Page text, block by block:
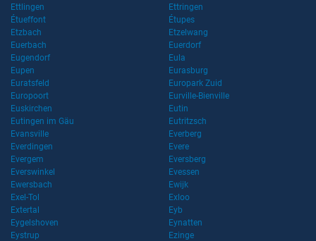
Ettlingen
Ettringen
Étueffont
Étupes
Etzbach
Etzelwang
Euerbach
Euerdorf
Eugendorf
Eula
Eupen
Eurasburg
Euratsfeld
Europark Zuid
Europoort
Eurville-Bienville
Euskirchen
Eutin
Eutingen im Gäu
Eutritzsch
Evansville
Everberg
Everdingen
Evere
Evergem
Eversberg
Everswinkel
Evessen
Ewersbach
Ewijk
Exel-Tol
Exloo
Extertal
Eyb
Eygelshoven
Eynatten
Eystrup
Ezinge